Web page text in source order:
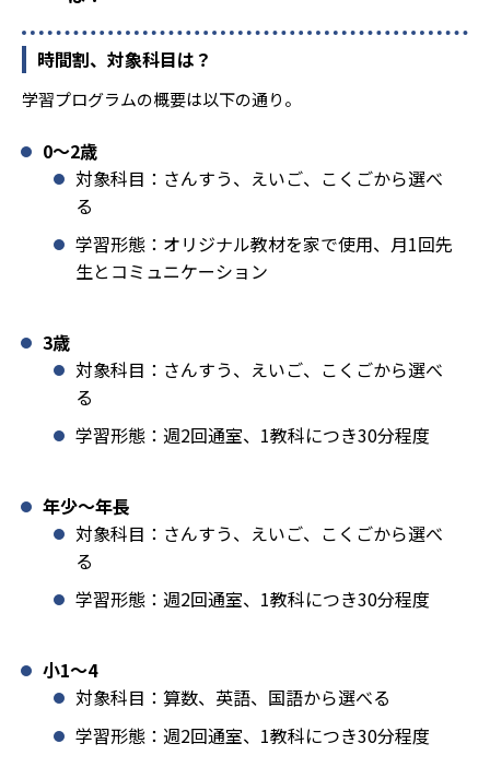
時間割、対象科目は？
学習プログラムの概要は以下の通り。
0〜2歳
対象科目：さんすう、えいご、こくごから選べ
る
学習形態：オリジナル教材を家で使用、月1回先
生とコミュニケーション
3歳
対象科目：さんすう、えいご、こくごから選べ
る
学習形態：週2回通室、1教科につき30分程度
年少〜年長
対象科目：さんすう、えいご、こくごから選べ
る
学習形態：週2回通室、1教科につき30分程度
小1️〜4
対象科目：算数、英語、国語から選べる
学習形態：週2回通室、1教科につき30分程度